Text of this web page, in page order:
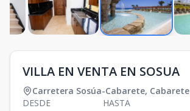
VILLA EN VENTA EN SOSUA
Carretera Sosúa-Cabarete, Cabarete
DESDE
HASTA